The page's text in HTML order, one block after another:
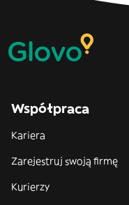
Współpraca
Kariera
Zarejestruj swoją firmę
Kurierzy